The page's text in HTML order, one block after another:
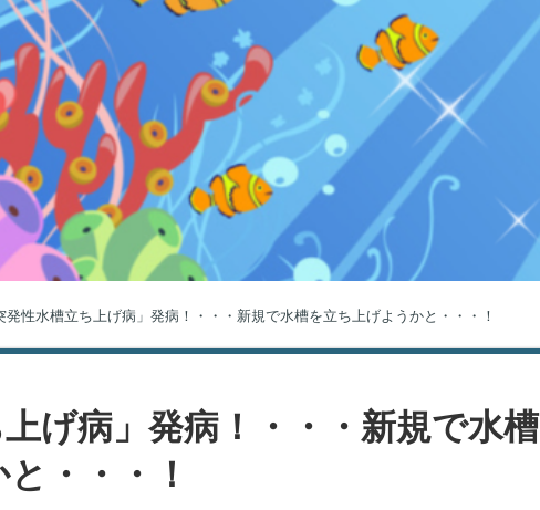
発性水槽立ち上げ病」発病！・・・新規で水槽を立ち上げようかと・・・！
上げ病」発病！・・・新規で水槽
・・・！